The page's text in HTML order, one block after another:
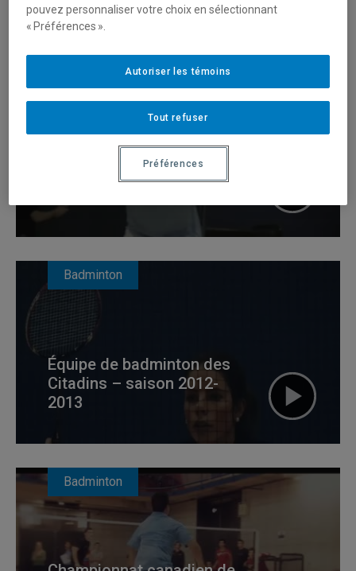
Les Citadins – Badminton,
Badminton
Équipe de badminton des
Citadins – saison 2012-
2013
Badminton
pouvez personnaliser votre choix en sélectionnant
« Préférences ».
Tout refuser
Autoriser les témoins
Préférences